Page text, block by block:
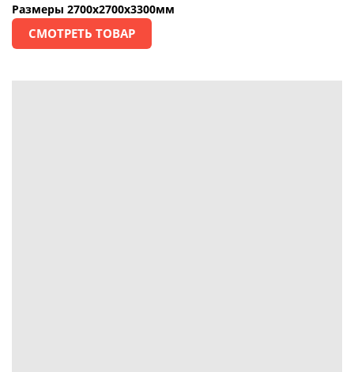
Размеры 2700х2700х3300мм
СМОТРЕТЬ ТОВАР